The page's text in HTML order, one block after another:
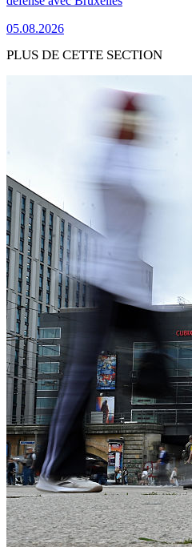
05.08.2026
PLUS DE CETTE SECTION